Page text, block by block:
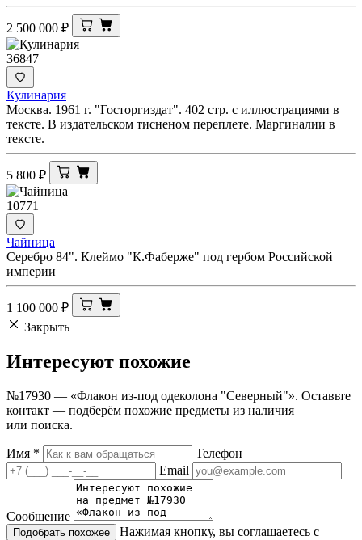
2 500 000 ₽
36847
Кулинария
Москва. 1961 г. "Госторгиздат". 402 стр. с иллюстрациями в
тексте. В издательском тисненом переплете. Маргиналии в
тексте.
5 800 ₽
10771
Чайница
Серебро 84". Клеймо "К.Фаберже" под гербом Российской
империи
1 100 000 ₽
Закрыть
Интересуют похожие
№17930 — «Флакон из-под одеколона "Северный"». Оставьте
контакт — подберём похожие предметы из наличия
или поиска.
Имя *
Телефон
Email
Сообщение
Подобрать похожее
Нажимая кнопку, вы соглашаетесь с